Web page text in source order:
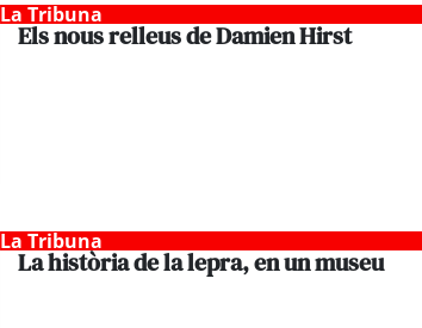
La Tribuna
Els nous relleus de Damien Hirst
La Tribuna
La història de la lepra, en un museu